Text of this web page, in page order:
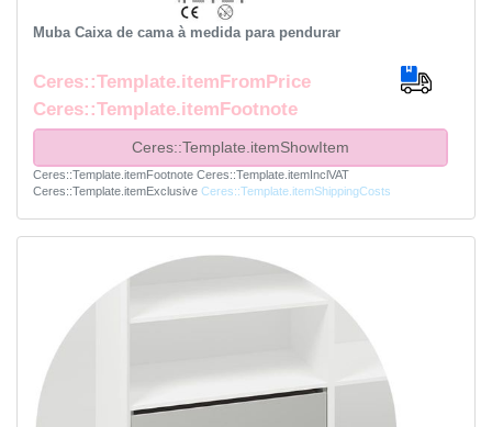
Muba Caixa de cama à medida para pendurar
Ceres::Template.itemFromPrice
Ceres::Template.itemFootnote
Ceres::Template.itemShowItem
Ceres::Template.itemFootnote Ceres::Template.itemInclVAT
Ceres::Template.itemExclusive Ceres::Template.itemShippingCosts